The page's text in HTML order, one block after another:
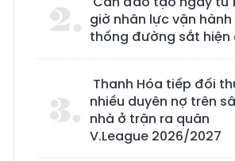
giờ nhân lực vận hành
thống đường sắt hiện
Thanh Hóa tiếp đối
nhiều duyên nợ trên
nhà ở trận ra quân
V.League 2026/2027